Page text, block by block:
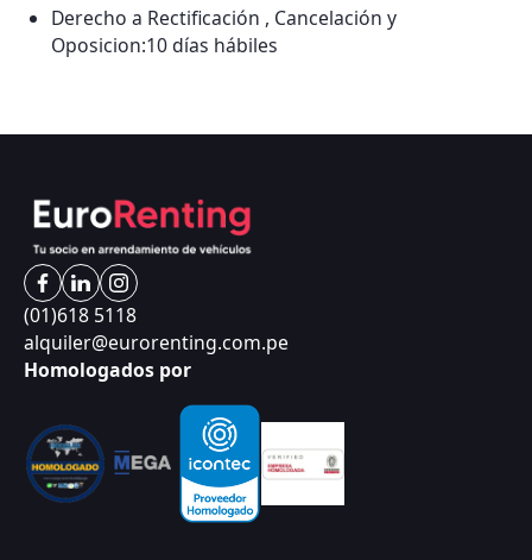
Derecho a Rectificación , Cancelación y
Oposicion:10 días hábiles
(01)618 5118
alquiler@eurorenting.com.pe
Homologados por